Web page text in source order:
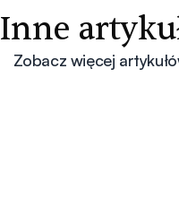
Inne
Zobacz więcej